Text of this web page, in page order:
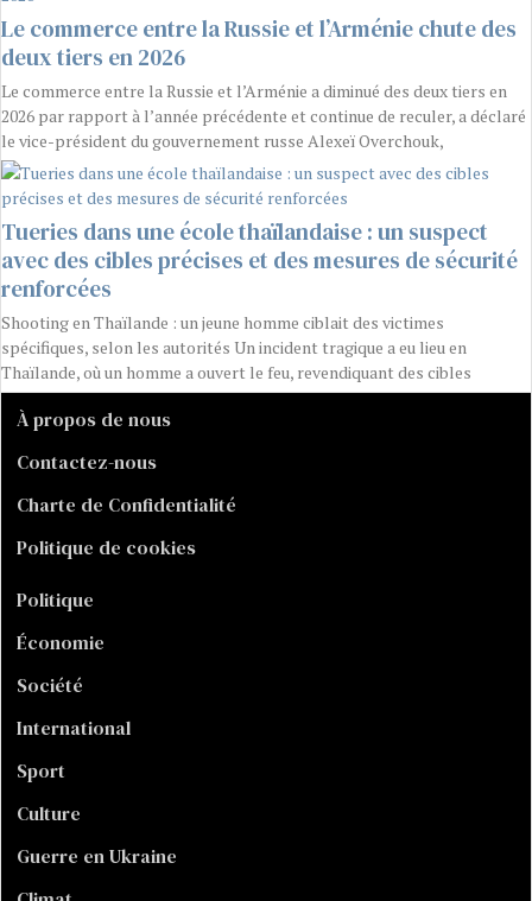
Le commerce entre la Russie et l’Arménie chute des
deux tiers en 2026
Le commerce entre la Russie et l’Arménie a diminué des deux tiers en
2026 par rapport à l’année précédente et continue de reculer, a déclaré
le vice-président du gouvernement russe Alexeï Overchouk,
Tueries dans une école thaïlandaise : un suspect
avec des cibles précises et des mesures de sécurité
renforcées
Shooting en Thaïlande : un jeune homme ciblait des victimes
spécifiques, selon les autorités Un incident tragique a eu lieu en
Thaïlande, où un homme a ouvert le feu, revendiquant des cibles
À propos de nous
Contactez-nous
Charte de Confidentialité
Politique de cookies
Politique
Économie
Société
International
Sport
Culture
Guerre en Ukraine